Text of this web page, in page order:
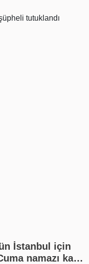
İstanbul için
namazı kaç